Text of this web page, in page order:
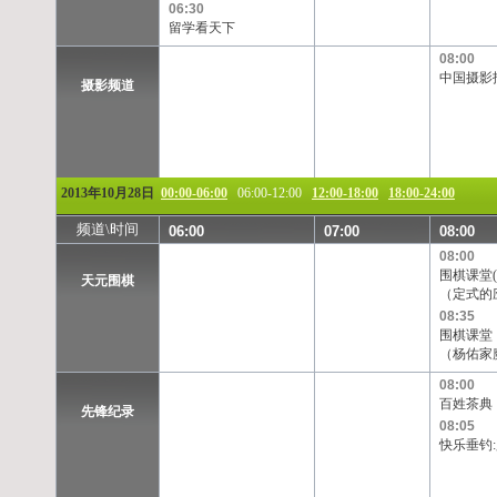
06:30
留学看天下
摄影频道
08:00
中国摄影
2013年10月28日 00:00-06:00 06:00-12:00 12:00-18:00 18:00-24:00
频道\时间 06:00 07:00 08:00
天元围棋
08:00
围棋课
（定式
08:35
围棋课
（杨佑
先锋纪录
08:00
百姓茶典
08:05
快乐垂钓